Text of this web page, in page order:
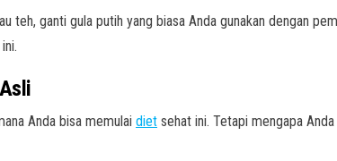
teh, ganti gula putih yang biasa Anda gunakan dengan
Anda bisa memulai diet sehat ini. Tetapi mengapa